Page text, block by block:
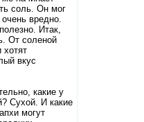
соль. Он мог
вредно.
Итак,
От соленой
вкус
какие у
Сухой. И какие
могут